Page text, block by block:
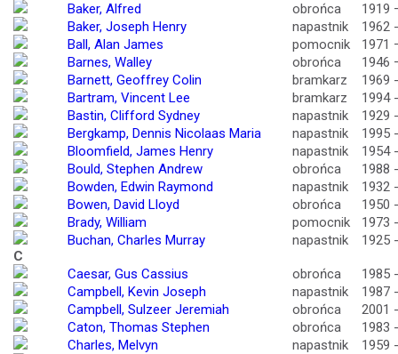
Baker, Alfred
obrońca
1919
Baker, Joseph Henry
napastnik
1962
Ball, Alan James
pomocnik
1971
Barnes, Walley
obrońca
1946
Barnett, Geoffrey Colin
bramkarz
1969
Bartram, Vincent Lee
bramkarz
1994
Bastin, Clifford Sydney
napastnik
1929
Bergkamp, Dennis Nicolaas Maria
napastnik
1995
Bloomfield, James Henry
napastnik
1954
Bould, Stephen Andrew
obrońca
1988
Bowden, Edwin Raymond
napastnik
1932
Bowen, David Lloyd
obrońca
1950
Brady, William
pomocnik
1973
Buchan, Charles Murray
napastnik
1925
C
Caesar, Gus Cassius
obrońca
1985
Campbell, Kevin Joseph
napastnik
1987
Campbell, Sulzeer Jeremiah
obrońca
2001
Caton, Thomas Stephen
obrońca
1983
Charles, Melvyn
napastnik
1959